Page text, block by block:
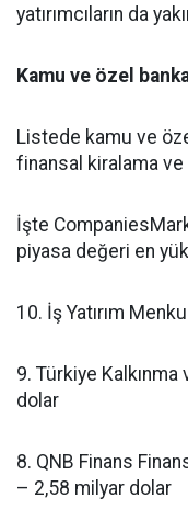
yatırımcıların da
Kamu ve özel
Listede kamu ve
finansal kiralama ve
İşte
piyasa değeri en
10. İş Yatırım
9. Türkiye Kalkınma
dolar
8. QNB Finans
– 2,58 milyar dolar